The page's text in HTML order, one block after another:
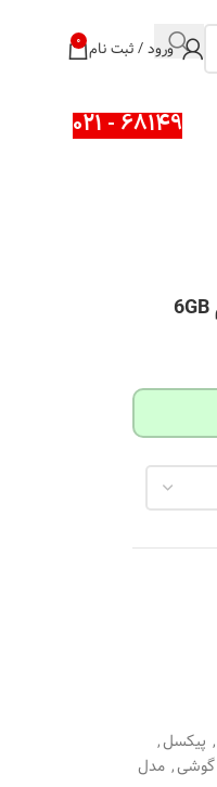
ورود / ثبت نام 0
68149 - 021
, پیکسل,
گوشی, مدل